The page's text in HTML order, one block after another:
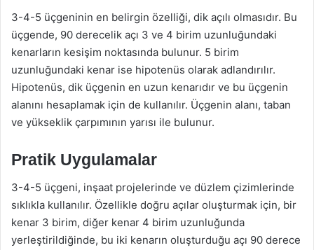
3-4-5 üçgeninin en belirgin özelliği, dik açılı olmasıdır. Bu
üçgende, 90 derecelik açı 3 ve 4 birim uzunluğundaki
kenarların kesişim noktasında bulunur. 5 birim
uzunluğundaki kenar ise hipotenüs olarak adlandırılır.
Hipotenüs, dik üçgenin en uzun kenarıdır ve bu üçgenin
alanını hesaplamak için de kullanılır. Üçgenin alanı, taban
ve yükseklik çarpımının yarısı ile bulunur.
Pratik Uygulamalar
3-4-5 üçgeni, inşaat projelerinde ve düzlem çizimlerinde
sıklıkla kullanılır. Özellikle doğru açılar oluşturmak için, bir
kenar 3 birim, diğer kenar 4 birim uzunluğunda
yerleştirildiğinde, bu iki kenarın oluşturduğu açı 90 derece